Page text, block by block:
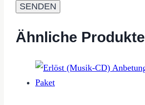
Ähnliche Produkte